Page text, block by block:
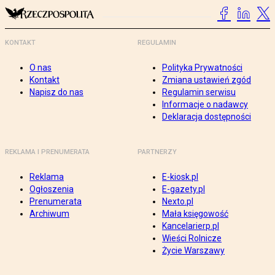
KONTAKT
O nas
Kontakt
Napisz do nas
REGULAMIN
Polityka Prywatności
Zmiana ustawień zgód
Regulamin serwisu
Informacje o nadawcy
Deklaracja dostępności
REKLAMA I PRENUMERATA
Reklama
Ogłoszenia
Prenumerata
Archiwum
PARTNERZY
E-kiosk.pl
E-gazety.pl
Nexto.pl
Mała księgowość
Kancelarierp.pl
Wieści Rolnicze
Życie Warszawy